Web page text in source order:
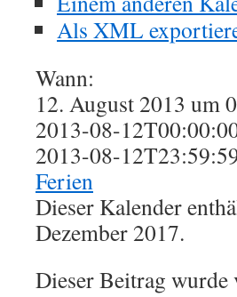
Als XML
Wann:
12. August 2013 um
2013-08-
2013-08-
Ferien
Dieser Kalender
Dezember 2017.
Dieser Beitrag wurde